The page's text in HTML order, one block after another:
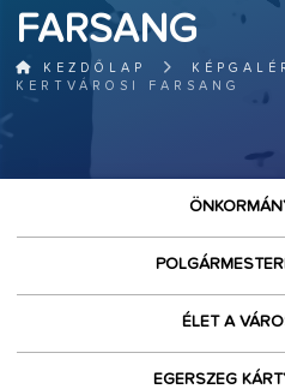
FARSANG
KEZDŐLAP
KERTVÁROSI FARSANG
ÉLET A
EGERSZEG